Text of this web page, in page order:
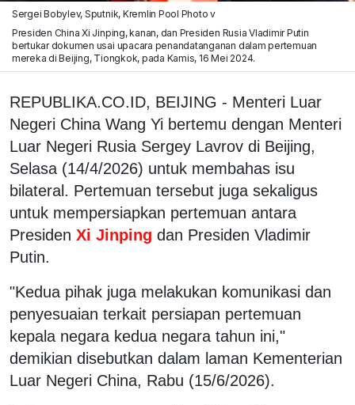
Sergei Bobylev, Sputnik, Kremlin Pool Photo v
Presiden China Xi Jinping, kanan, dan Presiden Rusia Vladimir Putin
bertukar dokumen usai upacara penandatanganan dalam pertemuan
mereka di Beijing, Tiongkok, pada Kamis, 16 Mei 2024.
REPUBLIKA.CO.ID, BEIJING - Menteri Luar
Negeri China Wang Yi bertemu dengan Menteri
Luar Negeri Rusia Sergey Lavrov di Beijing,
Selasa (14/4/2026) untuk membahas isu
bilateral. Pertemuan tersebut juga sekaligus
untuk mempersiapkan pertemuan antara
Presiden Xi Jinping dan Presiden Vladimir
Putin.
"Kedua pihak juga melakukan komunikasi dan
penyesuaian terkait persiapan pertemuan
kepala negara kedua negara tahun ini,"
demikian disebutkan dalam laman Kementerian
Luar Negeri China, Rabu (15/6/2026).